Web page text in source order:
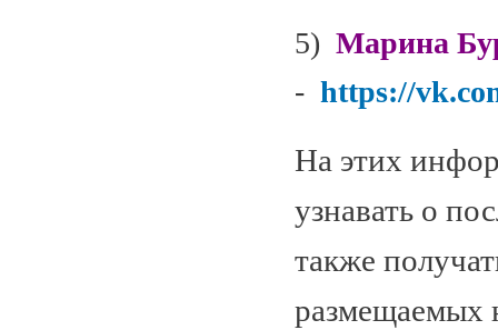
5) Марина
- https://
На этих
узнавать о
также
размещаемых